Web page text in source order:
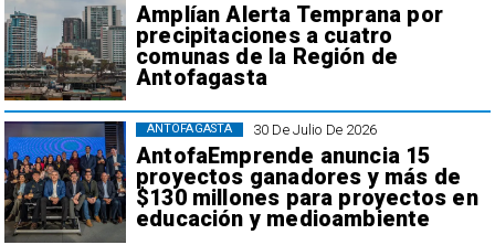
Amplían Alerta Temprana por
precipitaciones a cuatro
comunas de la Región de
Antofagasta
30 De Julio De 2026
AntofaEmprende anuncia 15
proyectos ganadores y más de
$130 millones para proyectos en
educación y medioambiente
ANTOFAGASTA